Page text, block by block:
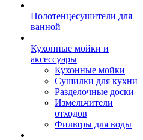
Полотенцесушители для
ванной
Кухонные мойки и
аксессуары
Кухонные мойки
Сушилки для кухни
Разделочные доски
Измельчители
отходов
Фильтры для воды